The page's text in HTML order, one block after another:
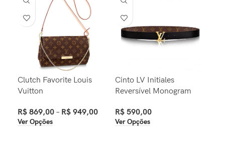
Clutch Favorite Louis
Vuitton
R$ 869,00 – R$ 949,00
Ver Opções
Cinto LV Initiales
Reversível Monogram
R$ 590,00
Ver Opções